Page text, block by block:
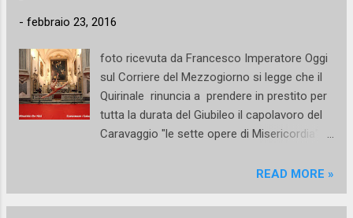
(ed ora anche del 21° secolo), creatrice di
Broadway, di film cult come Hair , Amadeus
e Il sole a mezzanotte …. Otto ballerini della
Twyla Tharp Dance saranno al Teatro Verdi
di Firenze – Florence Dance Festival (21
Giugno) , al Ravenna Festival – Pala De André
Musica – Luglio Suona Bene Roma (26 ...
- febbraio 23, 2016
foto ricevuta da Francesco Imperatore Oggi
sul Corriere del Mezzogiorno si legge che il
Quirinale rinuncia a prendere in prestito per
tutta la durata del Giubileo il capolavoro del
Caravaggio "le sette opere di Misericordia"
polemiche scatenatesi sui social network. Il
dipinto, datato 1607 e commissionato dal
Pio Monte della Misericordia, illustra gli
READ MORE »